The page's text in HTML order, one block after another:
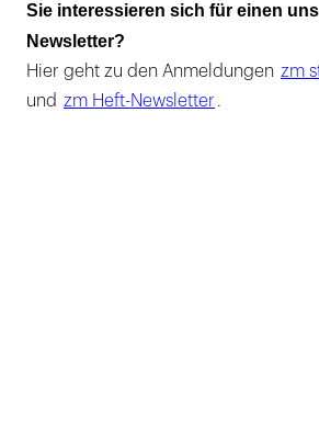
Sie interessieren sich für einen
Newsletter?
Hier geht zu den Anmeldungen zm
und zm Heft-Newsletter .